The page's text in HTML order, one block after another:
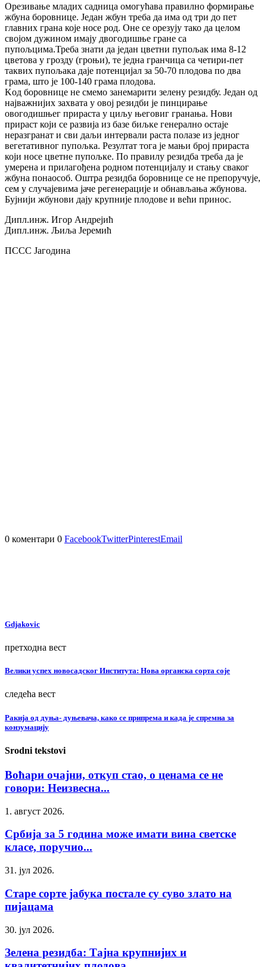
Орезивање младих садница омогућава правилно формирање
жбуна боровнице. Један жбун треба да има од три до пет
главних грана које носе род. Оне се орезују тако да целом
својом дужином имају двогодишње гране са
пупољцима.Треба знати да један цветни пупољак има 8-12
цветова у грозду (гроњи), те једна гранчица са четири-пет
таквих пупољака даје потенцијал за 50-70 плодова по два
грама, што је 100-140 грама плодова.
Kод боровнице не смемо занемарити зелену резидбу. Један од
најважнијих захвата у овој резидби је пинцирање
овогодишњег прираста у циљу његовиг гранања. Нови
прираст који се развија из базе биљке генерално остаје
неразгранат и сви даљи интервали раста полазе из једног
вегетативног пупољка. Резултат тога је мањи број прираста
који носе цветне пупољке. По правилу резидба треба да је
умерена и прилагођена родном потенцијалу и стању сваког
жбуна понаособ. Оштра резидба боровнице се не препоручује,
сем у случајевима јаче регенерације и обнављања жбунова.
Бујнији жбунови дају крупније плодове и већи принос.
Дипл.инж. Игор Андрејић
Дипл.инж. Љиља Јеремић
ПССС Јагодина
0 коментари 0 FacebookTwitterPinterestEmail
Gdjakovic
претходна вест
Велики успех новосадског Института: Нова органска сорта соје
следећа вест
Ракија од дуња- дуњевача, како се припрема и када је спремна за
конзумацију
Srodni tekstovi
Воћари очајни, откуп стао, о ценама се не
говори: Неизвесна...
1. август 2026.
Србија за 5 година може имати вина светске
класе, поручио...
31. јул 2026.
Старе сорте јабука постале су суво злато на
пијацама
30. јул 2026.
Зелена резидба: Тајна крупнијих и